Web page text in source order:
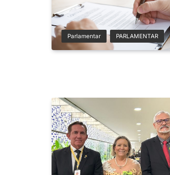
Parlamentar PARLAMENTAR